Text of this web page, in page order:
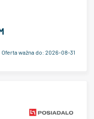
Oferta ważna do: 2026-08-31